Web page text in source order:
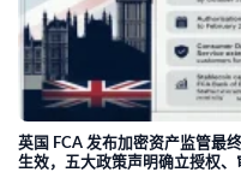
英国 FCA 发布加密资产监管最
生效，五大政策声明确立授权